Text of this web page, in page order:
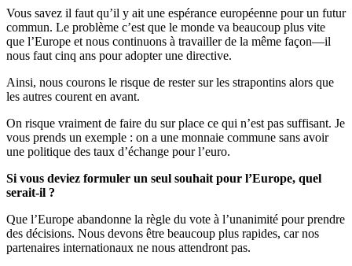
Vous savez il faut qu’il y ait une espérance européenne pour un futur
commun. Le problème c’est que le monde va beaucoup plus vite
que l’Europe et nous continuons à travailler de la même façon—il
nous faut cinq ans pour adopter une directive.
Ainsi, nous courons le risque de rester sur les strapontins alors que
les autres courent en avant.
On risque vraiment de faire du sur place ce qui n’est pas suffisant. Je
vous prends un exemple : on a une monnaie commune sans avoir
une politique des taux d’échange pour l’euro.
Si vous deviez formuler un seul souhait pour l’Europe, quel
serait-il ?
Que l’Europe abandonne la règle du vote à l’unanimité pour prendre
des décisions. Nous devons être beaucoup plus rapides, car nos
partenaires internationaux ne nous attendront pas.